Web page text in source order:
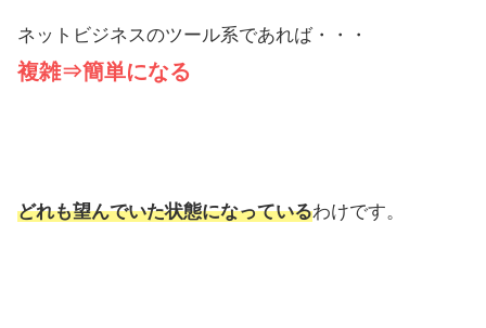
ネットビジネスのツール系であれば・・・
複雑⇒簡単になる
どれも望んでいた状態になっているわけです。